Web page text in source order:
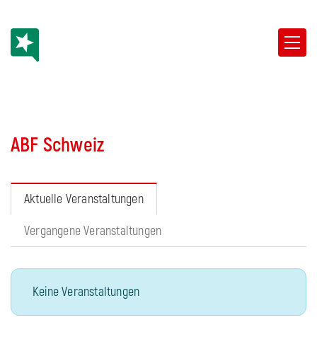
ABF Schweiz
Aktuelle Veranstaltungen
Vergangene Veranstaltungen
Keine Veranstaltungen